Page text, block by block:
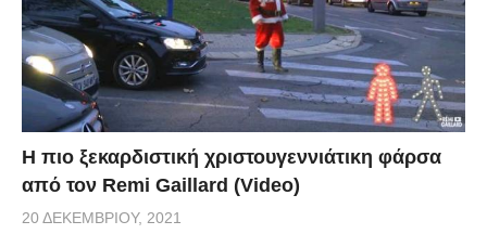
Η πιο ξεκαρδιστική χριστουγεννιάτικη φάρσα
από τον Remi Gaillard (Video)
20 ΔΕΚΕΜΒΡΊΟΥ, 2021